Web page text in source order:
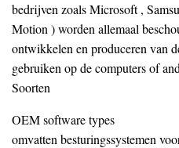
bedrijven zoals Microsoft ,
Motion ) worden allemaal
ontwikkelen en produceren van
gebruiken op de computers of
Soorten
OEM software types
omvatten besturingssystemen